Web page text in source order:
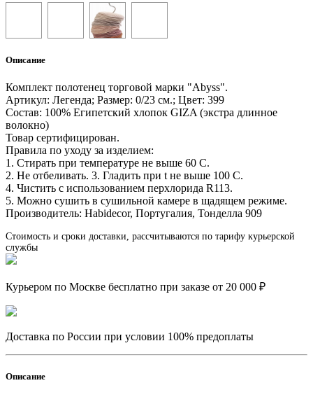
Описание
Комплект полотенец торговой марки "Abyss".
Артикул: Легенда; Размер: 0/23 см.; Цвет: 399
Состав: 100% Египетский хлопок GIZA (экстра длинное
волокно)
Товар сертифицирован.
Правила по уходу за изделием:
1. Стирать при температуре не выше 60 С.
2. Не отбеливать. 3. Гладить при t не выше 100 С.
4. Чистить с использованием перхлорида R113.
5. Можно сушить в сушильной камере в щадящем режиме.
Производитель: Habidecor, Португалия, Тонделла 909
Стоимость и сроки доставки, рассчитываются по тарифу курьерской
службы
Курьером по Москве бесплатно при заказе от 20 000 ₽
Доставка по России при условии 100% предоплаты
Описание